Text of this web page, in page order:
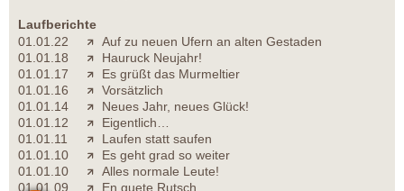
Laufberichte
01.01.22
Auf zu neuen Ufern an alten Gestaden
01.01.18
Hauruck Neujahr!
01.01.17
Es grüßt das Murmeltier
01.01.16
Vorsätzlich
01.01.14
Neues Jahr, neues Glück!
01.01.12
Eigentlich…
01.01.11
Laufen statt saufen
01.01.10
Es geht grad so weiter
01.01.10
Alles normale Leute!
01.01.09
En guete Rutsch